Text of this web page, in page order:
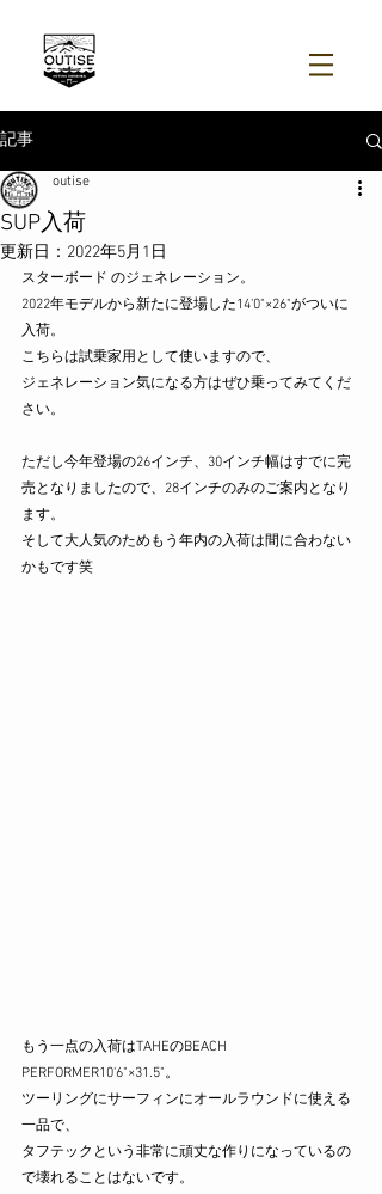
記事
SUP入荷
outise
更新日： 2022年5月1日
スターボード のジェネレーション。
2022年モデルから新たに登場した14'0"×26"がついに
入荷。
こちらは試乗家用として使いますので、
ジェネレーション気になる方はぜひ乗ってみてくだ
さい。
ただし今年登場の26インチ、30インチ幅はすでに完
売となりましたので、28インチのみのご案内となり
ます。
そして大人気のためもう年内の入荷は間に合わない
かもです笑
もう一点の入荷はTAHEのBEACH
PERFORMER10'6"×31.5"。
ツーリングにサーフィンにオールラウンドに使える
一品で、
タフテックという非常に頑丈な作りになっているの
で壊れることはないです。